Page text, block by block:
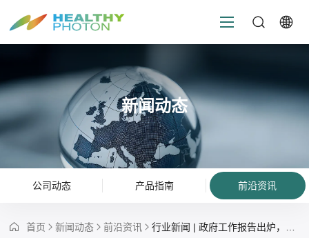
新闻动态
公司动态 产品指南 前沿资讯
首页 新闻动态 前沿资讯 行业新闻 | 政府工作报告出炉，2024年生态环保工作这么干！